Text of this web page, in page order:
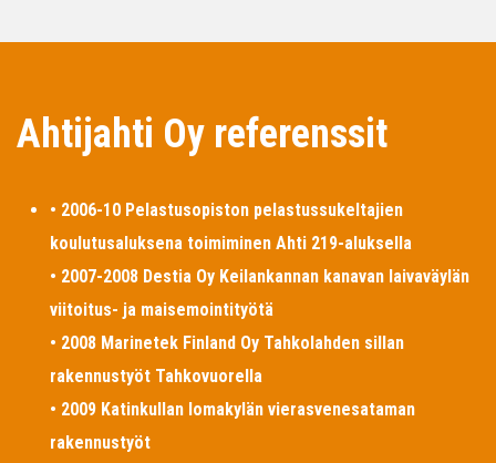
Ahtijahti Oy referenssit
• 2006-10 Pelastusopiston pelastussukeltajien
koulutusaluksena toimiminen Ahti 219-aluksella
• 2007-2008 Destia Oy Keilankannan kanavan laivaväylän
viitoitus- ja maisemointityötä
• 2008 Marinetek Finland Oy Tahkolahden sillan
rakennustyöt Tahkovuorella
• 2009 Katinkullan lomakylän vierasvenesataman
rakennustyöt